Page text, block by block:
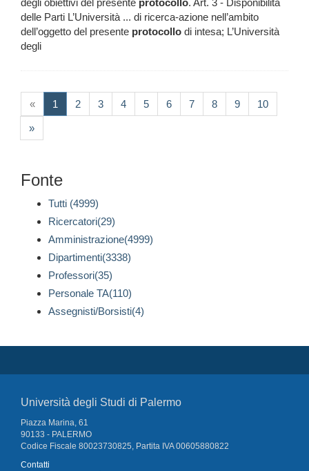
degli obiettivi del presente protocollo. Art. 3 - Disponibilità
delle Parti L’Università ... di ricerca-azione nell’ambito
dell’oggetto del presente protocollo di intesa; L’Università
degli
« 1 (current)
2 3 4 5 6 7 8 9 10
»
Fonte
Tutti (4999)
Ricercatori(29)
Amministrazione(4999)
Dipartimenti(3338)
Professori(35)
Personale TA(110)
Assegnisti/Borsisti(4)
Università degli Studi di Palermo
Piazza Marina, 61
90133 - PALERMO
Codice Fiscale 80023730825, Partita IVA 00605880822
Contatti